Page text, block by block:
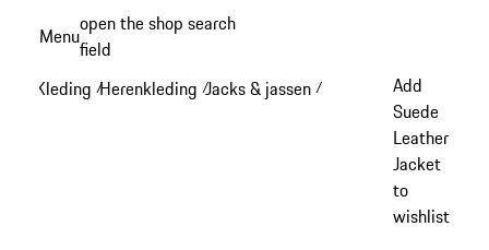
hoofdinhoud
Menuopen the shop search
field
Kleding /Herenkleding /Jacks & jassen /
Add
Suede
Leather
Jacket
to
wishlist